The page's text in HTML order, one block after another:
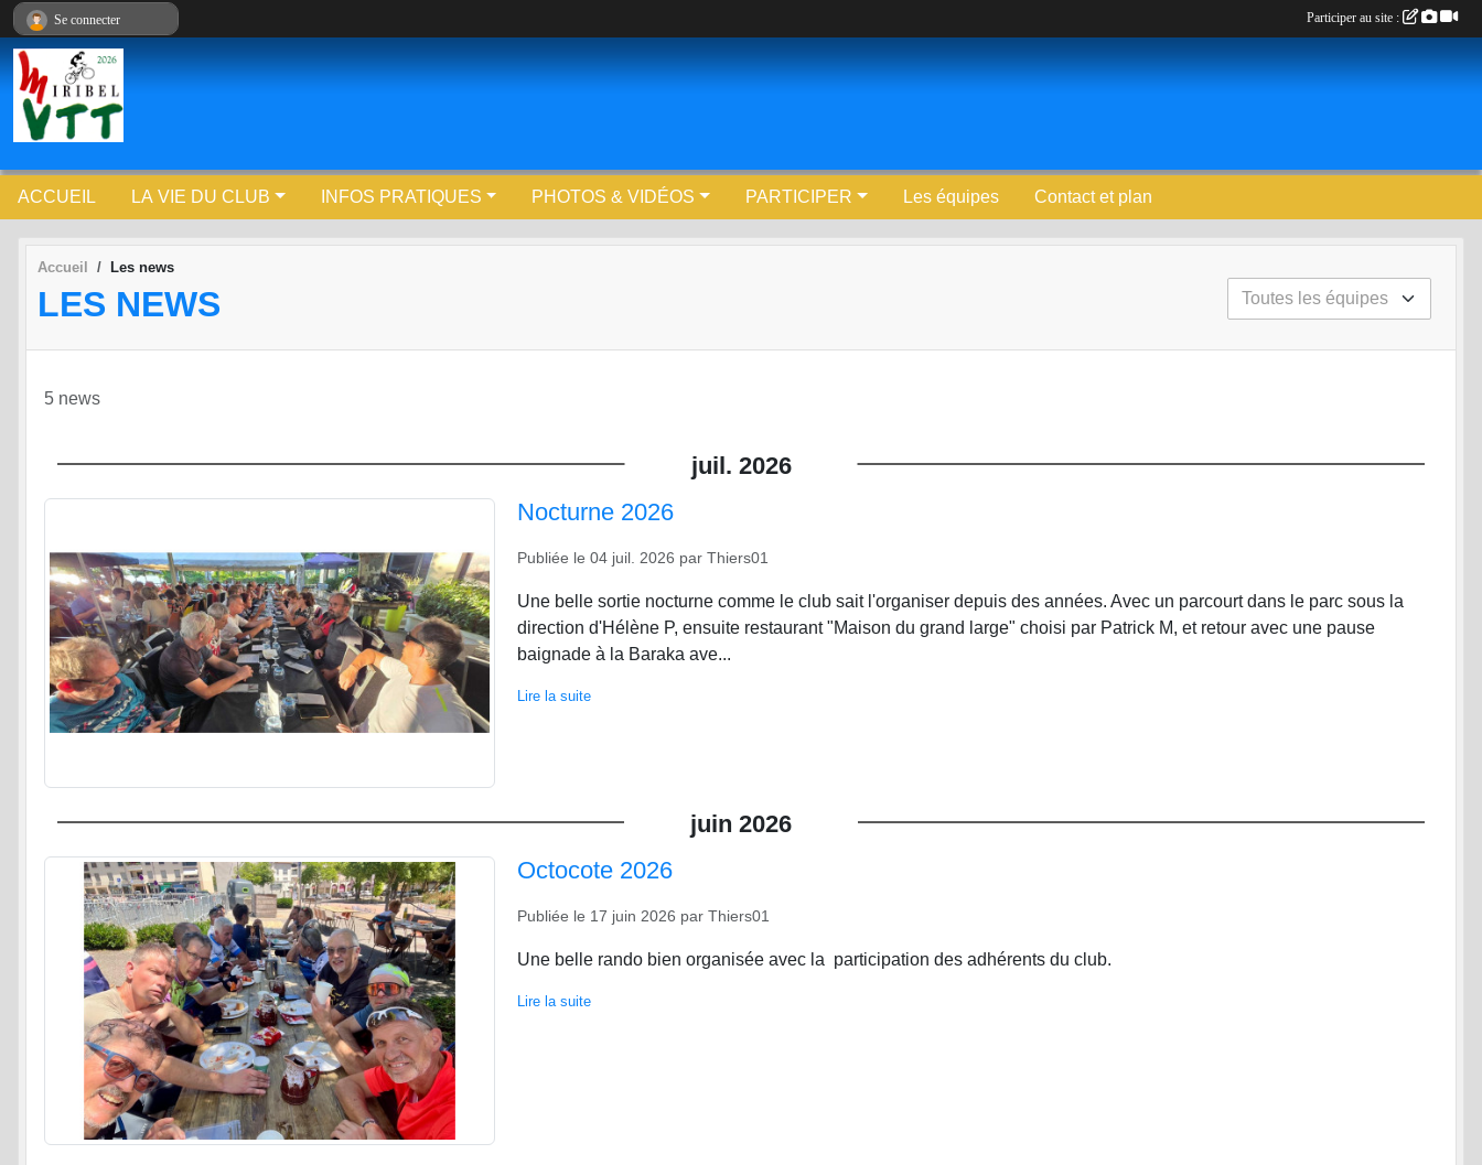
ACCUEIL LA VIE DU CLUB INFOS PRATIQUES PHOTOS & VIDÉOS PARTICIPER Les équipes Contact et plan
Accueil Les news
LES NEWS
5 news
juil. 2026
Nocturne 2026
Publiée le04 juil. 2026 parThiers01
Une belle sortie nocturne comme le club sait l'organiser depuis des années. Avec un parcourt dans le parc sous la
direction d'Hélène P, ensuite restaurant "Maison du grand large" choisi par Patrick M, et retour avec une pause
baignade à la Baraka ave...
Lire la suite
juin 2026
Octocote 2026
Publiée le 17 juin 2026 parThiers01
Une belle rando bien organisée avec la participation des adhérents du club.
Lire la suite
Se connecter Participer au site :
Panneau de gestion des cookies